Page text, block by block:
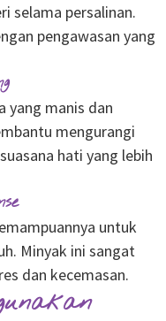
selama persalinan.
pengawasan yang
yang manis dan
mengurangi
hati yang lebih
untuk
Minyak ini sangat
dan kecemasan.